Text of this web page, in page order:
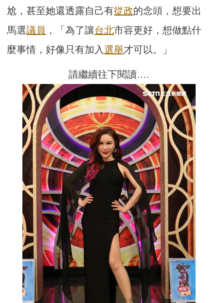
尬，甚至她還透露自己有從政的念頭，想要出
馬選議員 ，「為了讓台北市容更好，想做點什
麼事情，好像只有加入選舉才可以。」
請繼續往下閱讀….